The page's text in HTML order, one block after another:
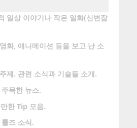
일상 이야기나 작은 일화(신변잡
화, 애니메이션 등을 보고 난 소
제. 관련 소식과 기술들 소개.
목한 뉴스.
한 Tip 모음.
즈 소식.